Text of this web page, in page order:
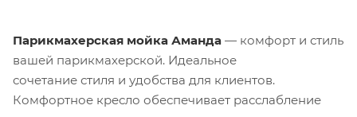
Парикмахерская мойка Аманда — комфорт и стиль
вашей парикмахерской. Идеальное
сочетание стиля и удобства для клиентов.
Комфортное кресло обеспечивает расслабление